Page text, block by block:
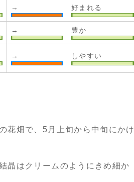
→ 好まれる
→ 豊か
→ しやすい
花畑で、5月上旬から中旬にかけ
晶はクリームのようにきめ細か